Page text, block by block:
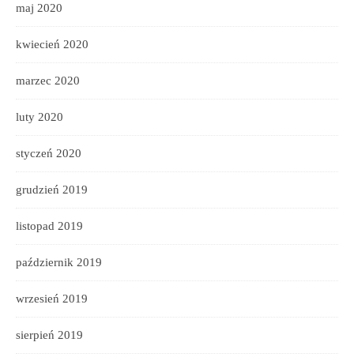
maj 2020
kwiecień 2020
marzec 2020
luty 2020
styczeń 2020
grudzień 2019
listopad 2019
październik 2019
wrzesień 2019
sierpień 2019